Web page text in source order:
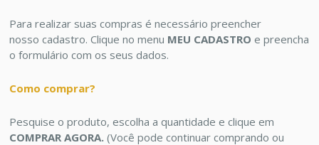
Para realizar suas compras é necessário preencher
nosso cadastro. Clique no menu MEU CADASTRO e preencha
o formulário com os seus dados.
Como comprar?
Pesquise o produto, escolha a quantidade e clique em
COMPRAR AGORA.(Você pode continuar comprando ou